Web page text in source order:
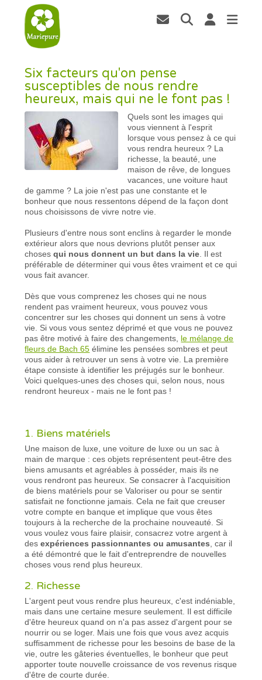
Six facteurs qu'on pense
susceptibles de nous rendre
heureux, mais qui ne le font pas !
Quels sont les images qui
vous viennent à l'esprit
lorsque vous pensez à ce qui
vous rendra heureux ? La
richesse, la beauté, une
maison de rêve, de longues
vacances, une voiture haut
de gamme ? La joie n'est pas une constante et le
bonheur que nous ressentons dépend de la façon dont
nous choisissons de vivre notre vie.
Plusieurs d'entre nous sont enclins à regarder le monde
extérieur alors que nous devrions plutôt penser aux
chosesqui nous donnent un but dans la vie . Il est
préférable de déterminer qui vous êtes vraiment et ce qui
vous fait avancer.
Dès que vous comprenez les choses qui ne nous
rendent pas vraiment heureux, vous pouvez vous
concentrer sur les choses qui donnent un sens à votre
vie. Si vous vous sentez déprimé et que vous ne pouvez
pas être motivé à faire des changements, le mélange de
fleurs de Bach 65 élimine les pensées sombres et peut
vous aider à retrouver un sens à votre vie. La première
étape consiste à identifier les préjugés sur le bonheur.
Voici quelques-unes des choses qui, selon nous, nous
rendront heureux - mais ne le font pas !
1. Biens matériels
Une maison de luxe, une voiture de luxe ou un sac à
main de marque : ces objets représentent peut-être des
biens amusants et agréables à posséder, mais ils ne
vous rendront pas heureux. Se consacrer à l'acquisition
de biens matériels pour se Valoriser ou pour se sentir
satisfait ne fonctionne jamais. Cela ne fait que creuser
votre compte en banque et implique que vous êtes
toujours à la recherche de la prochaine nouveauté. Si
vous voulez vous faire plaisir, consacrez votre argent à
desexpériences passionnantes ou amusantes , car il
a été démontré que le fait d'entreprendre de nouvelles
choses vous rend plus heureux.
2. Richesse
L'argent peut vous rendre plus heureux, c'est indéniable,
mais dans une certaine mesure seulement. Il est difficile
d'être heureux quand on n'a pas assez d'argent pour se
nourrir ou se loger. Mais une fois que vous avez acquis
suffisamment de richesse pour les besoins de base de la
vie, outre les gâteries éventuelles, le bonheur que peut
apporter toute nouvelle croissance de vos revenus risque
d'être de courte durée.